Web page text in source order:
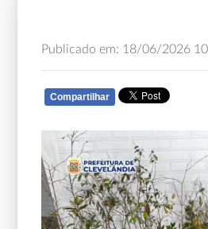
Publicado em: 18/06/2026
Compartilhar